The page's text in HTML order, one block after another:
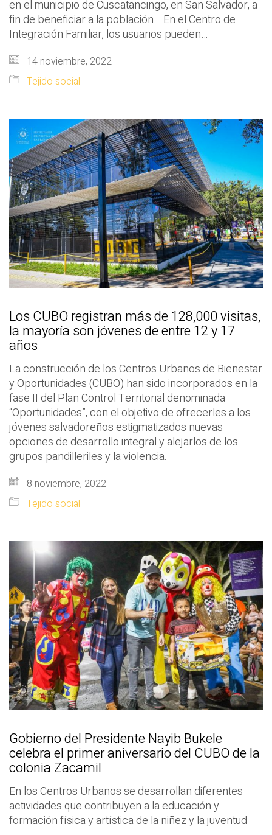
en el municipio de Cuscatancingo, en San Salvador, a
fin de beneficiar a la población. En el Centro de
Integración Familiar, los usuarios pueden…
14 noviembre, 2022
Tejido social
Los CUBO registran más de 128,000 visitas,
la mayoría son jóvenes de entre 12 y 17
años
La construcción de los Centros Urbanos de Bienestar
y Oportunidades (CUBO) han sido incorporados en la
fase II del Plan Control Territorial denominada
“Oportunidades”, con el objetivo de ofrecerles a los
jóvenes salvadoreños estigmatizados nuevas
opciones de desarrollo integral y alejarlos de los
grupos pandilleriles y la violencia.
8 noviembre, 2022
Tejido social
Gobierno del Presidente Nayib Bukele
celebra el primer aniversario del CUBO de la
colonia Zacamil
En los Centros Urbanos se desarrollan diferentes
actividades que contribuyen a la educación y
formación física y artística de la niñez y la juventud